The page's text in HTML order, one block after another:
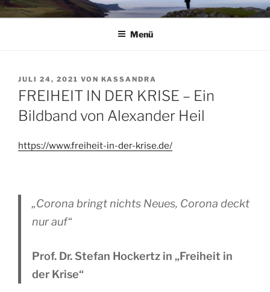
Zum
InhaltRUHE – KRAFT – STÄRKE
Ruhe – Kraft – Stärke
Menü
VERÖFFENTLICHT
AM
JULI 24, 2021 VON KASSANDRA
FREIHEIT IN DER KRISE – Ein
Bildband von Alexander Heil
https://www.freiheit-in-der-krise.de/
„Corona bringt nichts Neues, Corona deckt
nur auf“
Prof. Dr. Stefan Hockertz in „Freiheit in
der Krise“